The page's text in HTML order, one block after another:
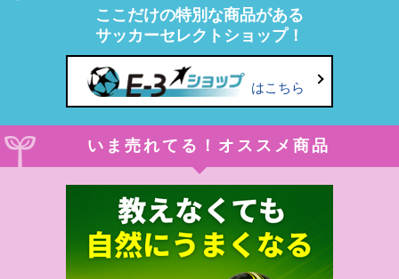
ここだけの特別な商品がある
サッカーセレクトショップ！
はこちら
いま売れてる！オススメ商品